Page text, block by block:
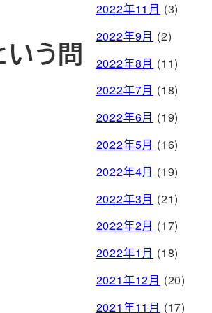
いう問
2022年11月 (3)
2022年9月 (2)
2022年8月 (11)
2022年7月 (18)
2022年6月 (19)
2022年5月 (16)
2022年4月 (19)
2022年3月 (21)
2022年2月 (17)
2022年1月 (18)
2021年12月 (20)
2021年11月 (17)